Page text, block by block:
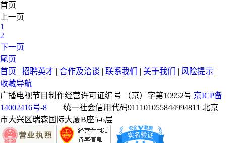
首页
上一页
1
2
下一页
尾页
首页 | 招聘英才 | 合作及洽谈 | 联系我们 | 关于我们 | 风险提示 |
收藏导航
广播电视节目制作经营许可证编号 （京）字第10952号 京ICP备
14002416号-8 统一社会信用代码911101055844994811 北京
市大兴区瑞森国际大厦B座5-6层